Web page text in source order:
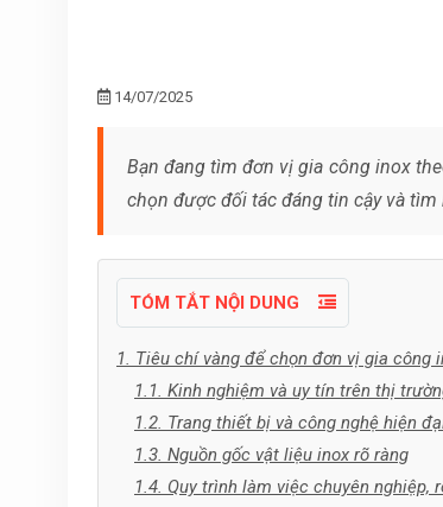
14/07/2025
Bạn đang tìm đơn vị gia công inox
chọn được đối tác đáng tin cậy và
TÓM TẮT NỘI DUNG
1. Tiêu chí vàng để chọn đơn vị gia công
1.1. Kinh nghiệm và uy tín trên thị
1.2. Trang thiết bị và công nghệ hiện
1.3. Nguồn gốc vật liệu inox rõ ràng
1.4. Quy trình làm việc chuyên nghiệp,